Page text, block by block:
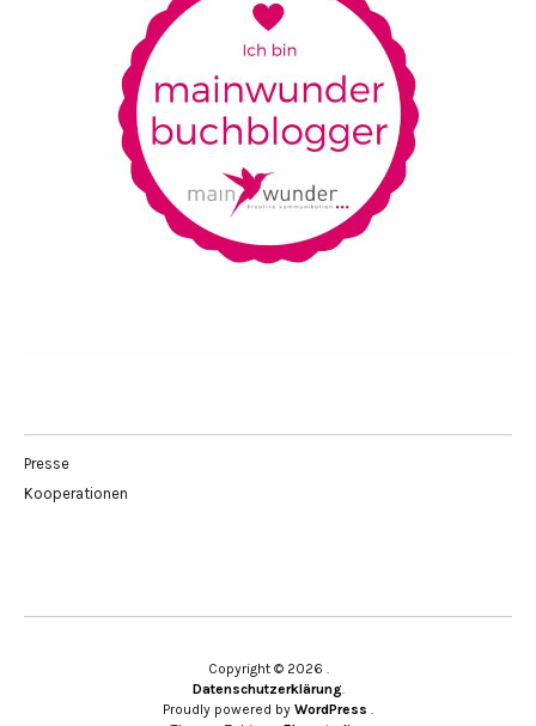
Presse
Kooperationen
Copyright © 2026
Datenschutzerklärung
Proudly powered by WordPress